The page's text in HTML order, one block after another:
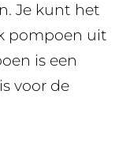
Je kunt het
pompoen uit
is een
voor de